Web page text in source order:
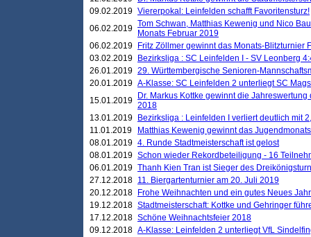
09.02.2019 Viererpokal: Leinfelden schafft Favoritensturz!
06.02.2019 Tom Schwan, Matthias Kewenig und Nico
Monats Februar 2019
06.02.2019
Fritz Zöllmer gewinnt das Monats-Blitzturnier
03.02.2019
Bezirksliga : SC Leinfelden I - SV Leonberg
26.01.2019 29. Württembergische Senioren-
20.01.2019 A-Klasse: SC Leinfelden 2 unterliegt SC
15.01.2019
Dr. Markus Kottke gewinnt die
2018
13.01.2019
Bezirksliga : Leinfelden I verliert deutlich mit
11.01.2019
Matthias Kewenig gewinnt das
08.01.2019 4. Runde Stadtmeisterschaft ist gelost
08.01.2019 Schon wieder Rekordbeteiligung - 16
06.01.2019 Thanh Kien Tran ist Sieger des
27.12.2018 11. Biergartenturnier am 20. Juli 2019
20.12.2018
Frohe Weihnachten und ein gutes Neues
19.12.2018 Stadtmeisterschaft: Kottke und Gehringer
17.12.2018 Schöne Weihnachtsfeier 2018
09.12.2018 A-Klasse: Leinfelden 2 unterliegt VfL